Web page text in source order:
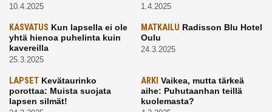
10.4.2025 1.4.2025
KASVATUS Kun lapsella ei ole
yhtä hienoa puhelinta kuin
kavereilla
25.3.2025
MATKAILU Radisson Blu Hotel
Oulu
24.3.2025
LAPSET Kevätaurinko
porottaa: Muista suojata
lapsen silmät!
ARKI Vaikea, mutta tärkeä
aihe: Puhutaanhan teillä
kuolemasta?